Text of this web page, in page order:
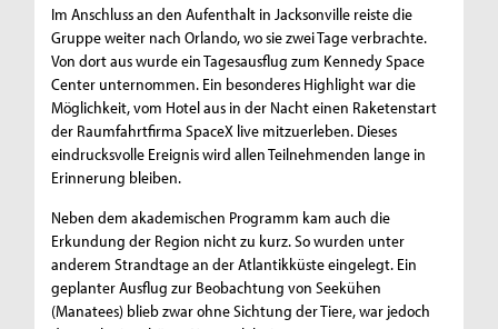
Im Anschluss an den Aufenthalt in Jacksonville reiste die
Gruppe weiter nach Orlando, wo sie zwei Tage verbrachte.
Von dort aus wurde ein Tagesausflug zum Kennedy Space
Center unternommen. Ein besonderes Highlight war die
Möglichkeit, vom Hotel aus in der Nacht einen Raketenstart
der Raumfahrtfirma SpaceX live mitzuerleben. Dieses
eindrucksvolle Ereignis wird allen Teilnehmenden lange in
Erinnerung bleiben.
Neben dem akademischen Programm kam auch die
Erkundung der Region nicht zu kurz. So wurden unter
anderem Strandtage an der Atlantikküste eingelegt. Ein
geplanter Ausflug zur Beobachtung von Seekühen
(Manatees) blieb zwar ohne Sichtung der Tiere, war jedoch